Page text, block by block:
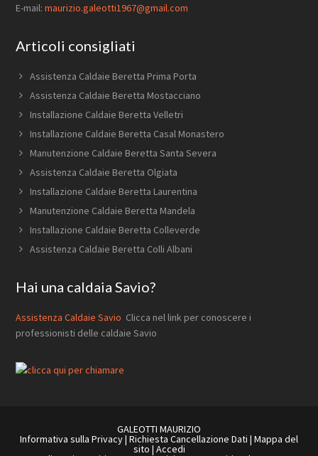
E-mail:maurizio.galeotti1967@gmail.com
Articoli consigliati
Assistenza Caldaie Beretta Prima Porta
Assistenza Caldaie Beretta Mostacciano
Installazione Caldaie Beretta Velletri
Installazione Caldaie Beretta Casal Monastero
Manutenzione Caldaie Beretta Santa Severa
Assistenza Caldaie Beretta Olgiata
Installazione Caldaie Beretta Laurentina
Manutenzione Caldaie Beretta Mandela
Installazione Caldaie Beretta Colleverde
Assistenza Caldaie Beretta Colli Albani
Hai una caldaia Savio?
Assistenza Caldaie Savio Clicca nel link per conoscere i
professionisti delle caldaie Savio
GALEOTTI MAURIZIO
Informativa sulla Privacy| Richiesta Cancellazione Dati | Mappa del
sito | Accedi